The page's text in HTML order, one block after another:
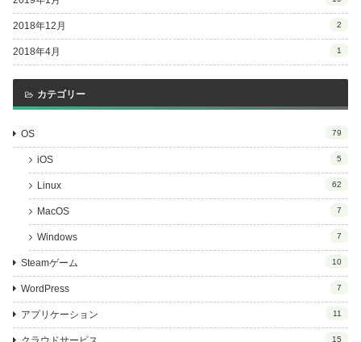
2018年12月 2
2018年4月 1
カテゴリー
OS 79
iOS 5
Linux 62
MacOS 7
Windows 7
Steamゲーム 10
WordPress 7
アプリケーション 11
15